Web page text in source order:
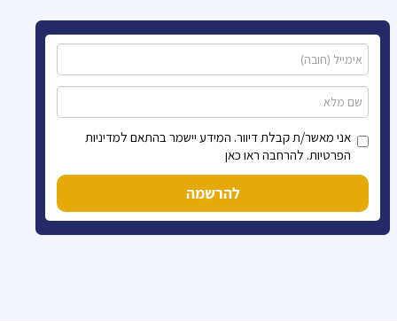
אני מאשר/ת קבלת דיוור. המידע יישמר בהתאם למדיניות
הפרטיות. להרחבה ראו כאן
להרשמה